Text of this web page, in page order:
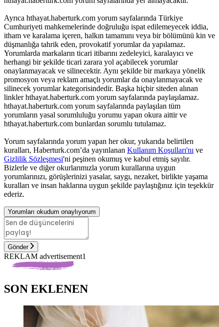
Ayrıca hthayat.haberturk.com yorum sayfalarında Türkiye
Cumhuriyeti mahkemelerinde doğruluğu ispat edilemeyecek iddia,
itham ve karalama içeren, halkın tamamını veya bir bölümünü kin ve
düşmanlığa tahrik eden, provokatif yorumlar da yapılamaz.
Yorumlarda markaların ticari itibarını zedeleyici, karalayıcı ve
herhangi bir şekilde ticari zarara yol açabilecek yorumlar
onaylanmayacak ve silinecektir. Aynı şekilde bir markaya yönelik
promosyon veya reklam amaçlı yorumlar da onaylanmayacak ve
silinecek yorumlar kategorisindedir. Başka hiçbir siteden alınan
linkler hthayat.haberturk.com yorum sayfalarında paylaşılamaz.
hthayat.haberturk.com yorum sayfalarında paylaşılan tüm
yorumların yasal sorumluluğu yorumu yapan okura aittir ve
hthayat.haberturk.com bunlardan sorumlu tutulamaz.
Yorum sayfalarında yorum yapan her okur, yukarıda belirtilen
kuralları, Haberturk.com’da yayınlanan Kullanım Koşulları'nı ve
Gizlilik Sözleşmesi'ni peşinen okumuş ve kabul etmiş sayılır.
Bizlerle ve diğer okurlarımızla yorum kurallarına uygun
yorumlarınızı, görüşlerinizi yasalar, saygı, nezaket, birlikte yaşama
kuralları ve insan haklarına uygun şekilde paylaştığınız için teşekkür
ederiz.
Yorumları okudum onaylıyorum
Gönder
REKLAM advertisement1
SON EKLENEN